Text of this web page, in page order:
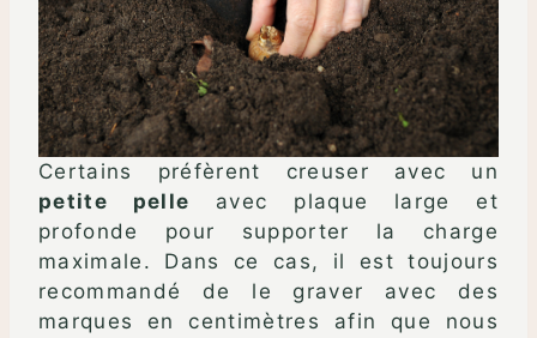
Certains préfèrent creuser avec un
petite pelle avec plaque large et
profonde pour supporter la charge
maximale. Dans ce cas, il est toujours
recommandé de le graver avec des
marques en centimètres afin que nous